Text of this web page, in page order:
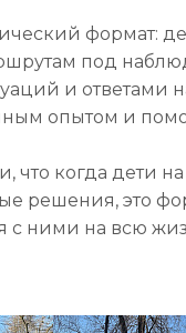
формат:
под
и ответами
опытом и
когда дети
решения, это
с ними на всю